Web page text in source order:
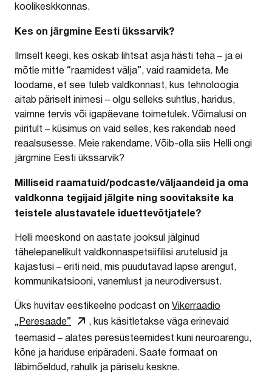
koolikeskkonnas.
Kes on järgmine Eesti ükssarvik?
Ilmselt keegi, kes oskab lihtsat asja hästi teha – ja ei
mõtle mitte “raamidest välja”, vaid raamideta. Me
loodame, et see tuleb valdkonnast, kus tehnoloogia
aitab päriselt inimesi – olgu selleks suhtlus, haridus,
vaimne tervis või igapäevane toimetulek. Võimalusi on
piiritult – küsimus on vaid selles, kes rakendab need
reaalsusesse. Meie rakendame. Võib-olla siis Helli ongi
järgmine Eesti ükssarvik?
Milliseid raamatuid/podcaste/väljaandeid ja oma
valdkonna tegijaid jälgite ning soovitaksite ka
teistele alustavatele iduettevõtjatele?
Helli meeskond on aastate jooksul jälginud
tähelepanelikult valdkonnaspetsiifilisi arutelusid ja
kajastusi – eriti neid, mis puudutavad lapse arengut,
kommunikatsiooni, vanemlust ja neurodiversust.
Üks huvitav eestikeelne podcast onVikerraadio
„Peresaade”
, kus käsitletakse väga erinevaid
teemasid – alates peresüsteemidest kuni neuroarengu,
kõne ja hariduse eripäradeni. Saate formaat on
läbimõeldud, rahulik ja päriselu keskne.